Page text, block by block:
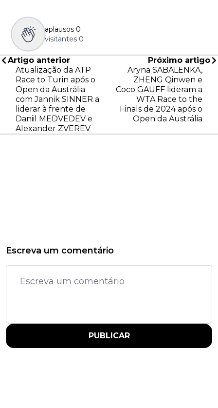
aplausos 0
visitantes 0
Artigo anterior
Atualização da ATP
Race to Turin após o
Open da Austrália
com Jannik SINNER a
liderar à frente de
Daniil MEDVEDEV e
Alexander ZVEREV
Próximo artigo
Aryna SABALENKA,
ZHENG Qinwen e
Coco GAUFF lideram a
WTA Race to the
Finals de 2024 após o
Open da Austrália
Escreva um comentário
PUBLICAR